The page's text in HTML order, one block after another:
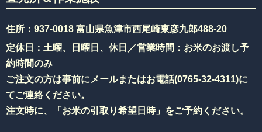
住所：937-0018 富山県魚津市西尾崎東彦九郎488-20
定休日：土曜、日曜日、休日／営業時間：お米のお渡し予
約時間のみ
ご注文の方は事前にメールまたはお電話(0765-32-4311)に
てご連絡ください。
注文時に、「お米の引取り希望日時」をご予約ください。